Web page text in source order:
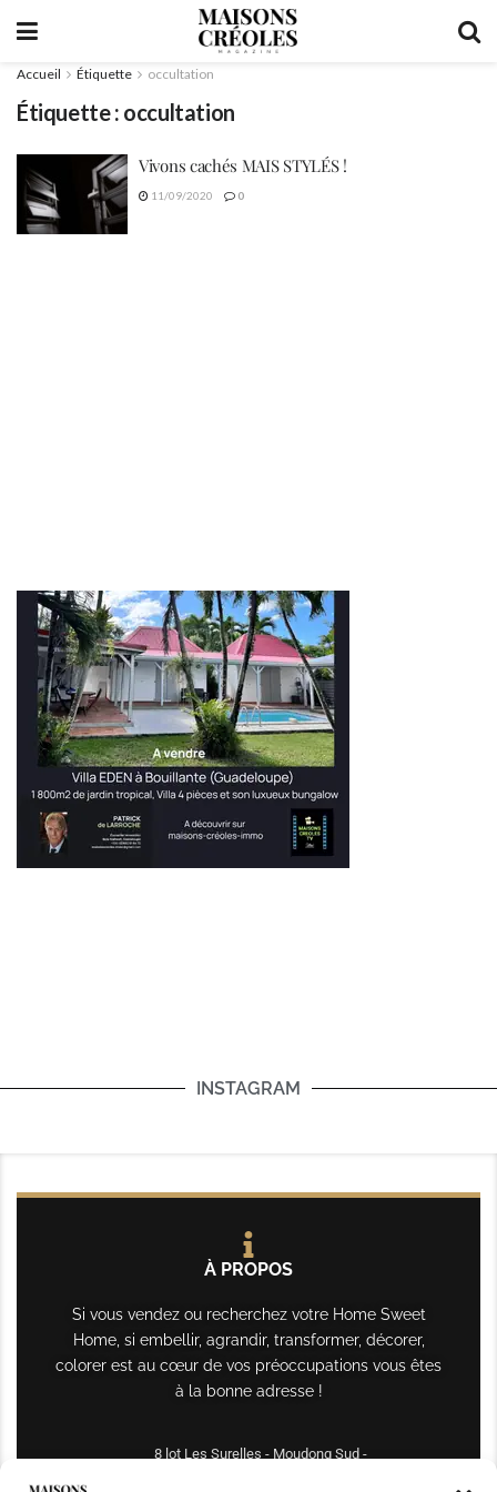
Accueil Étiquette occultation
Étiquette : occultation
Vivons cachés MAIS STYLÉS !
11/09/2020 0
INSTAGRAM
À PROPOS
Si vous vendez ou recherchez votre Home Sweet
Home, si embellir, agrandir, transformer, décorer,
colorer est au cœur de vos préoccupations vous êtes
à la bonne adresse !
8 lot Les Surelles - Moudong Sud -